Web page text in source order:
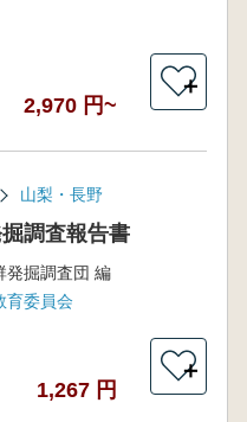
2,970 円~
＋
山梨・長野
調査報告書
発掘調査団 編
育委員会
1,267 円
＋